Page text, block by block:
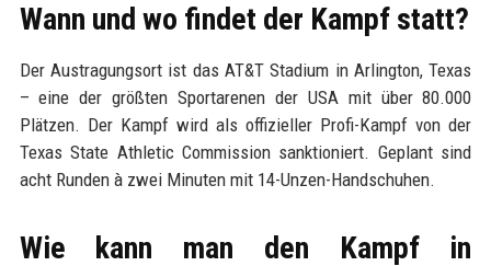
Wann und wo findet der Kampf statt?
Der Austragungsort ist das AT&T Stadium in Arlington, Texas
– eine der größten Sportarenen der USA mit über 80.000
Plätzen. Der Kampf wird als offizieller Profi-Kampf von der
Texas State Athletic Commission sanktioniert. Geplant sind
acht Runden à zwei Minuten mit 14-Unzen-Handschuhen.
Wie kann man den Kampf in